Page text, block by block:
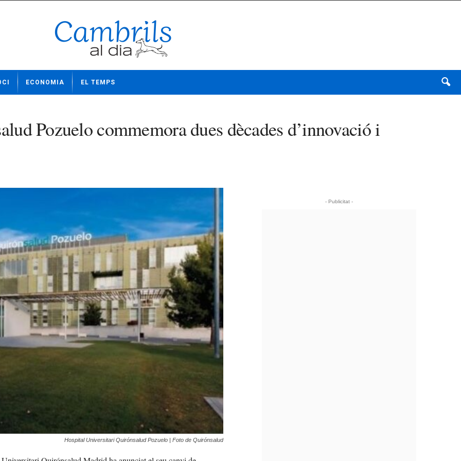
ECONOMIA EL TEMPS
Pozuelo commemora dues dècades d’innovació i
Hospital Universitari Quirónsalud Pozuelo | Foto de Quirónsalud
- Publicitat -